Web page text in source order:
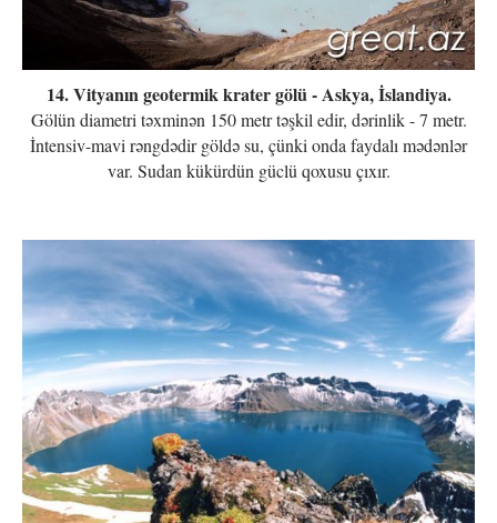
14. Vityanın geotermik krater gölü - Askya, İslandiya.
Gölün diametri təxminən 150 metr təşkil edir, dərinlik - 7 metr.
İntensiv-mavi rəngdədir göldə su, çünki onda faydalı mədənlər
var. Sudan kükürdün güclü qoxusu çıxır.